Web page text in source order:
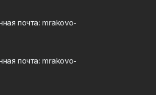
почта: mrakovo-
почта: mrakovo-